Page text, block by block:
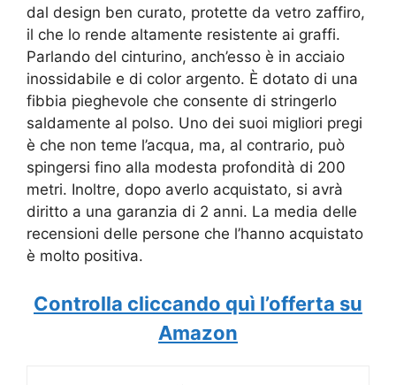
dal design ben curato, protette da vetro zaffiro,
il che lo rende altamente resistente ai graffi.
Parlando del cinturino, anch’esso è in acciaio
inossidabile e di color argento. È dotato di una
fibbia pieghevole che consente di stringerlo
saldamente al polso. Uno dei suoi migliori pregi
è che non teme l’acqua, ma, al contrario, può
spingersi fino alla modesta profondità di 200
metri. Inoltre, dopo averlo acquistato, si avrà
diritto a una garanzia di 2 anni. La media delle
recensioni delle persone che l’hanno acquistato
è molto positiva.
Controlla cliccando quì l’offerta su
Amazon